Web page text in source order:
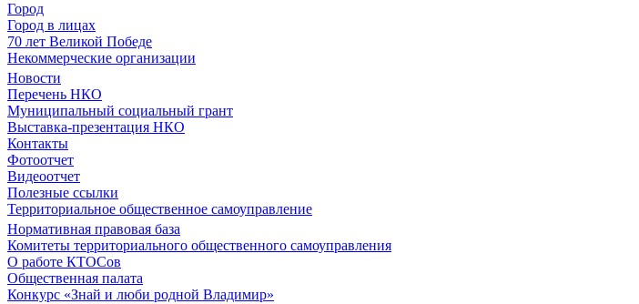
Город
Город в лицах
70 лет Великой Победе
Некоммерческие организации
Новости
Перечень НКО
Муниципальный социальный грант
Выставка-презентация НКО
Контакты
Фотоотчет
Видеоотчет
Полезные ссылки
Территориальное общественное самоуправление
Нормативная правовая база
Комитеты территориального общественного самоуправления
О работе КТОСов
Общественная палата
Конкурс «Знай и люби родной Владимир»